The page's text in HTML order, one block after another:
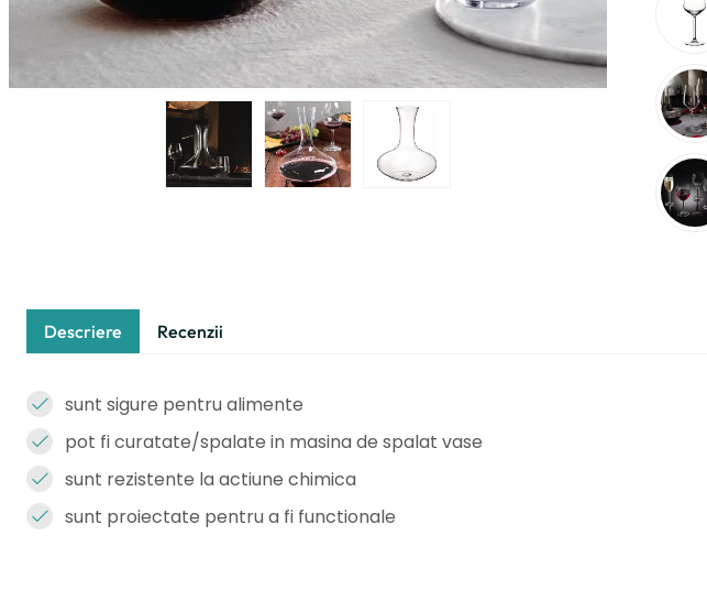
Descriere Recenzii
sunt sigure pentru alimente
pot fi curatate/spalate in masina de spalat vase
sunt rezistente la actiune chimica
sunt proiectate pentru a fi functionale